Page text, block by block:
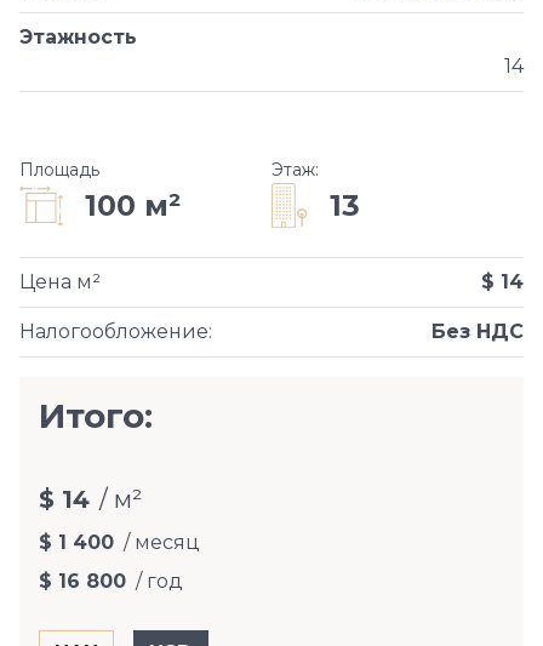
Этажность
14
Площадь
100 м²
Этаж:
13
Налогообложение: Без НДС
Цена м² $ 14
Итого:
$ 14 / м²
$ 1 400 / месяц
$ 16 800 / год